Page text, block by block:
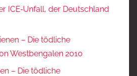
ICE‑Unfall, der Deutschland
– Die tödliche
Westbengalen 2010
– Die tödliche